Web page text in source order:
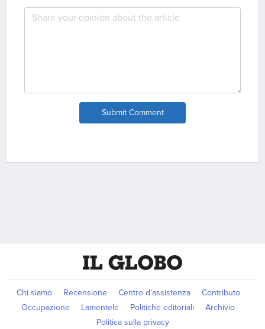
Submit Comment
Chi siamo Recensione Centro d’assistenza
Contributo
Occupazione
Lamentele Politiche editoriali
Archivio
Politica sulla privacy